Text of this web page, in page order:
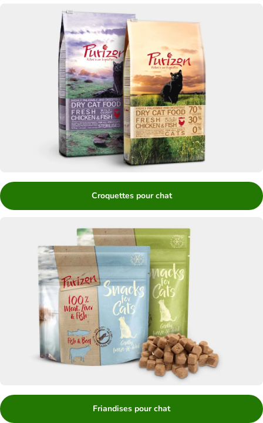
Croquettes pour chat
Friandises pour chat